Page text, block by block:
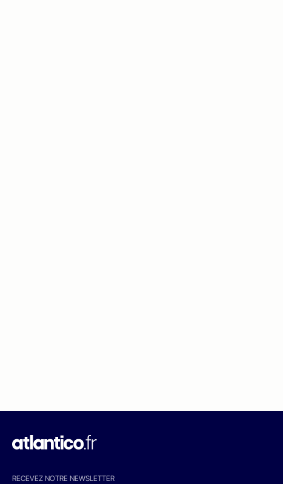
RECEVEZ NOTRE NEWSLETTER